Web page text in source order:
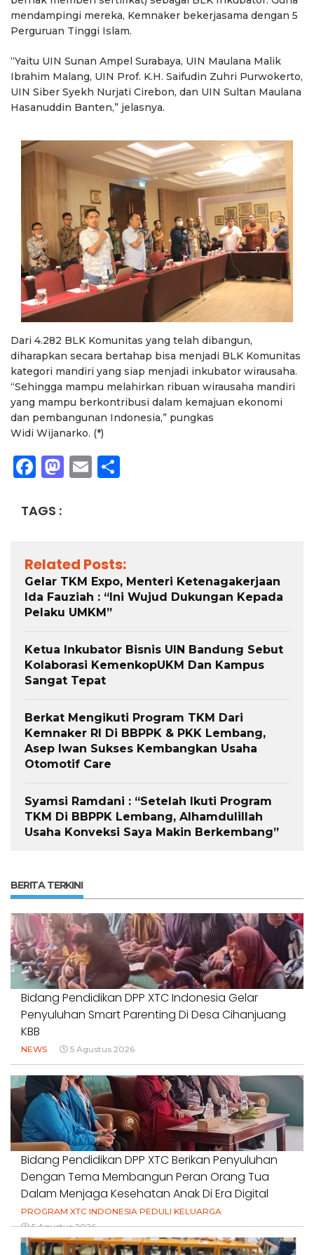
mendampingi mereka, Kemnaker bekerjasama dengan 5
Perguruan Tinggi Islam.
“Yaitu UIN Sunan Ampel Surabaya, UIN Maulana Malik
Ibrahim Malang, UIN Prof. K.H. Saifudin Zuhri Purwokerto,
UIN Siber Syekh Nurjati Cirebon, dan UIN Sultan Maulana
Hasanuddin Banten,” jelasnya.
Dari 4.282 BLK Komunitas yang telah dibangun,
diharapkan secara bertahap bisa menjadi BLK Komunitas
kategori mandiri yang siap menjadi inkubator wirausaha.
“Sehingga mampu melahirkan ribuan wirausaha mandiri
yang mampu berkontribusi dalam kemajuan ekonomi
dan pembangunan Indonesia,” pungkas
Widi Wijanarko. (*)
Facebook
Mastodon
Email
TAGS :
Related Posts:
Gelar TKM Expo, Menteri Ketenagakerjaan
Ida Fauziah : “Ini Wujud Dukungan Kepada
Pelaku UMKM”
Ketua Inkubator Bisnis UIN Bandung Sebut
Kolaborasi KemenkopUKM Dan Kampus
Sangat Tepat
Berkat Mengikuti Program TKM Dari
Kemnaker RI Di BBPPK & PKK Lembang,
Asep Iwan Sukses Kembangkan Usaha
Otomotif Care
Syamsi Ramdani : “Setelah Ikuti Program
TKM Di BBPPK Lembang, Alhamdulillah
Usaha Konveksi Saya Makin Berkembang”
BERITA TERKINI
Bidang Pendidikan DPP XTC Indonesia Gelar
Penyuluhan Smart Parenting Di Desa Cihanjuang
KBB
NEWS 5 Agustus 2026
Bidang Pendidikan DPP XTC Berikan Penyuluhan
Dengan Tema Membangun Peran Orang Tua
Dalam Menjaga Kesehatan Anak Di Era Digital
PROGRAM XTC INDONESIA PEDULI KELUARGA
5 Agustus 2026